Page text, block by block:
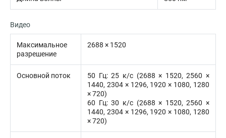
Видео
Максимальное
разрешение
2688 × 1520
Основной поток
50 Гц: 25 к/с (2688 × 1520, 2560 ×
1440, 2304 × 1296, 1920 × 1080, 1280
× 720)
60 Гц: 30 к/с (2688 × 1520, 2560 ×
1440, 2304 × 1296, 1920 × 1080, 1280
× 720)